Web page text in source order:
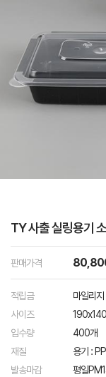
TY 사출 실링용기
판매가격
적립금 마일리지
사이즈
입수량
400개
재질
용기 :
발송마감
평일